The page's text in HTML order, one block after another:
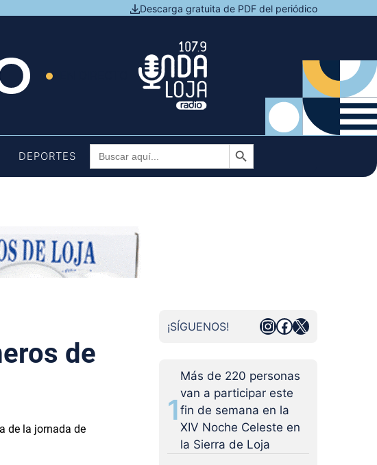
Descarga gratuita de PDF del periódico
DEPORTES
Buscar: Botón de búsqueda
de
de la jornada de
¡SÍGUENOS! Instagram
Facebook
X
1
Más de 220 personas
van a participar este
fin de semana en la
XIV Noche Celeste en
la Sierra de Loja